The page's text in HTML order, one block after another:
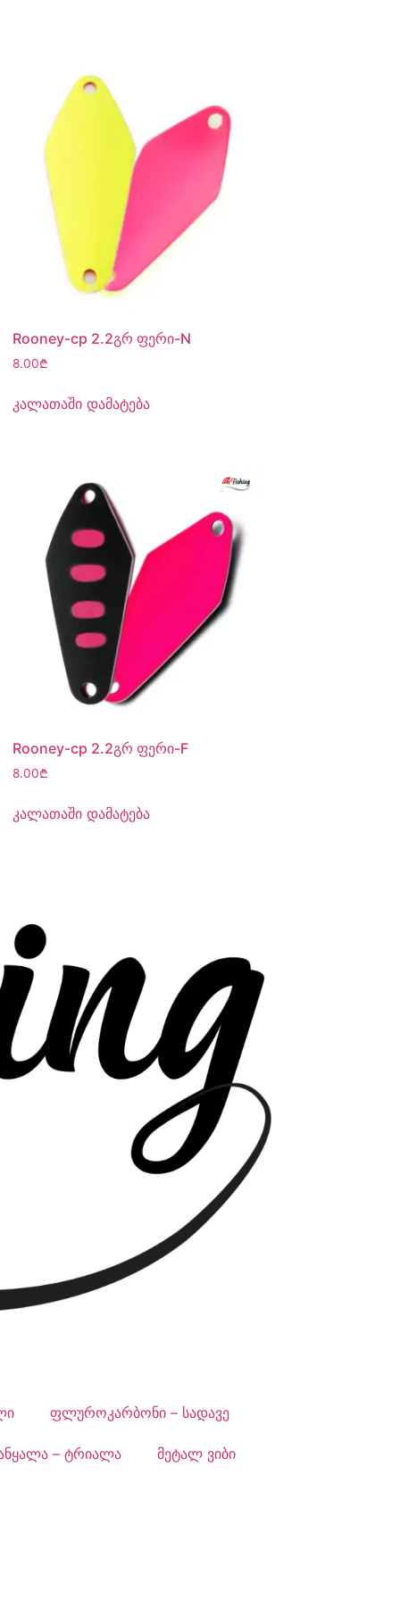
Rooney-cp 2.2გრ ფერი-N
8.00₾
კალათაში დამატება
Rooney-cp 2.2გრ ფერი-F
8.00₾
კალათაში დამატება
ფლუროკარბონი – სადავე
– ტრიალა მეტალ ვიბი